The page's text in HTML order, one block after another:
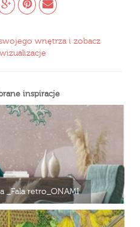
wnętrza i zobacz
wizualizacje
inspiracje
_Fala retro_ONAMI